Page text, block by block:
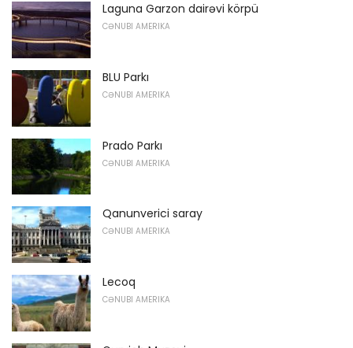
Laguna Garzon dairəvi körpü
CƏNUBI AMERIKA
BLU Parkı
CƏNUBI AMERIKA
Prado Parkı
CƏNUBI AMERIKA
Qanunverici saray
CƏNUBI AMERIKA
Lecoq
CƏNUBI AMERIKA